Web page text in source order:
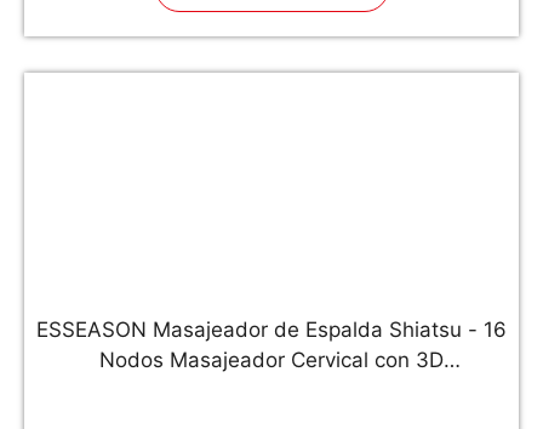
ESSEASON Masajeador de Espalda Shiatsu - 16
Nodos Masajeador Cervical con 3D